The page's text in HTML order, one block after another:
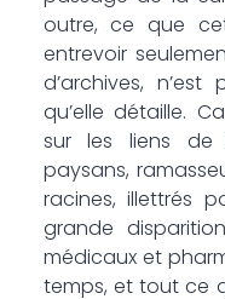
outre, ce que
entrevoir
d’archives,
qu’elle détaille.
sur les liens de
paysans,
racines, illettrés
grande
médicaux et
temps, et tout ce